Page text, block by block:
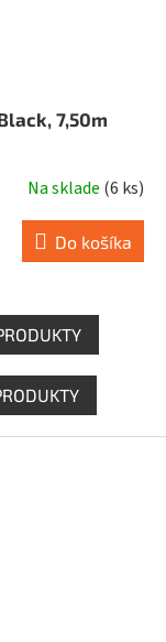
7,50m
Na sklade (6 ks)
Do košíka